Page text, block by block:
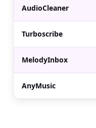
AudioCleaner
Turboscribe
MelodyInbox
AnyMusic